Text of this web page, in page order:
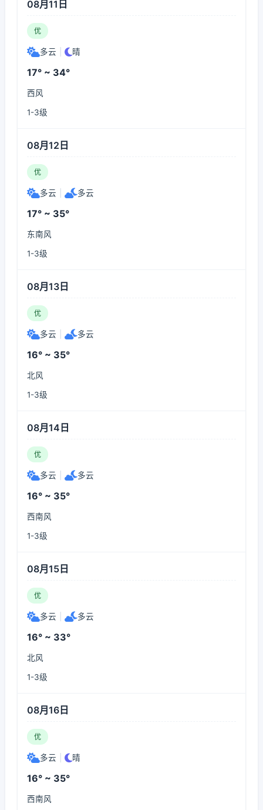
08月11日
优
多云 晴
17° ~ 34°
西风
1-3级
08月12日
优
多云 多云
17° ~ 35°
东南风
1-3级
08月13日
优
多云 多云
16° ~ 35°
北风
1-3级
08月14日
优
多云 多云
16° ~ 35°
西南风
1-3级
08月15日
优
多云 多云
16° ~ 33°
北风
1-3级
08月16日
优
多云 晴
16° ~ 35°
西南风